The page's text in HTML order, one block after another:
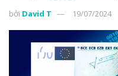
bởi David T 19/07/2024